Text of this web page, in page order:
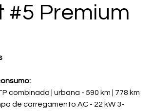
#5 Premium
combinada | urbana - 590 km | 778 km
de carregamento AC - 22 kW 3-